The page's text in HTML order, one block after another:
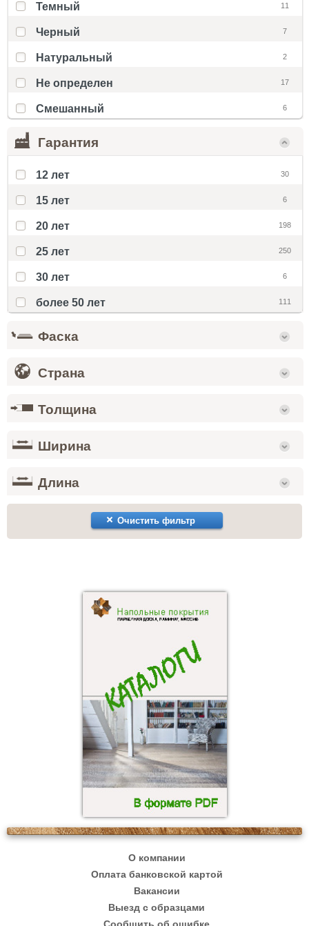
Темный 11
Черный 7
Натуральный 2
Не определен 17
Смешанный 6
Гарантия
12 лет 30
15 лет 6
20 лет 198
25 лет 250
30 лет 6
более 50 лет 111
Фаска
Страна
Толщина
Ширина
Длина
Очистить фильтр
О компании
Оплата банковской картой
Вакансии
Выезд с образцами